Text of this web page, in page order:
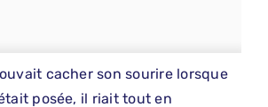
cacher son sourire lorsque
posée, il riait tout en